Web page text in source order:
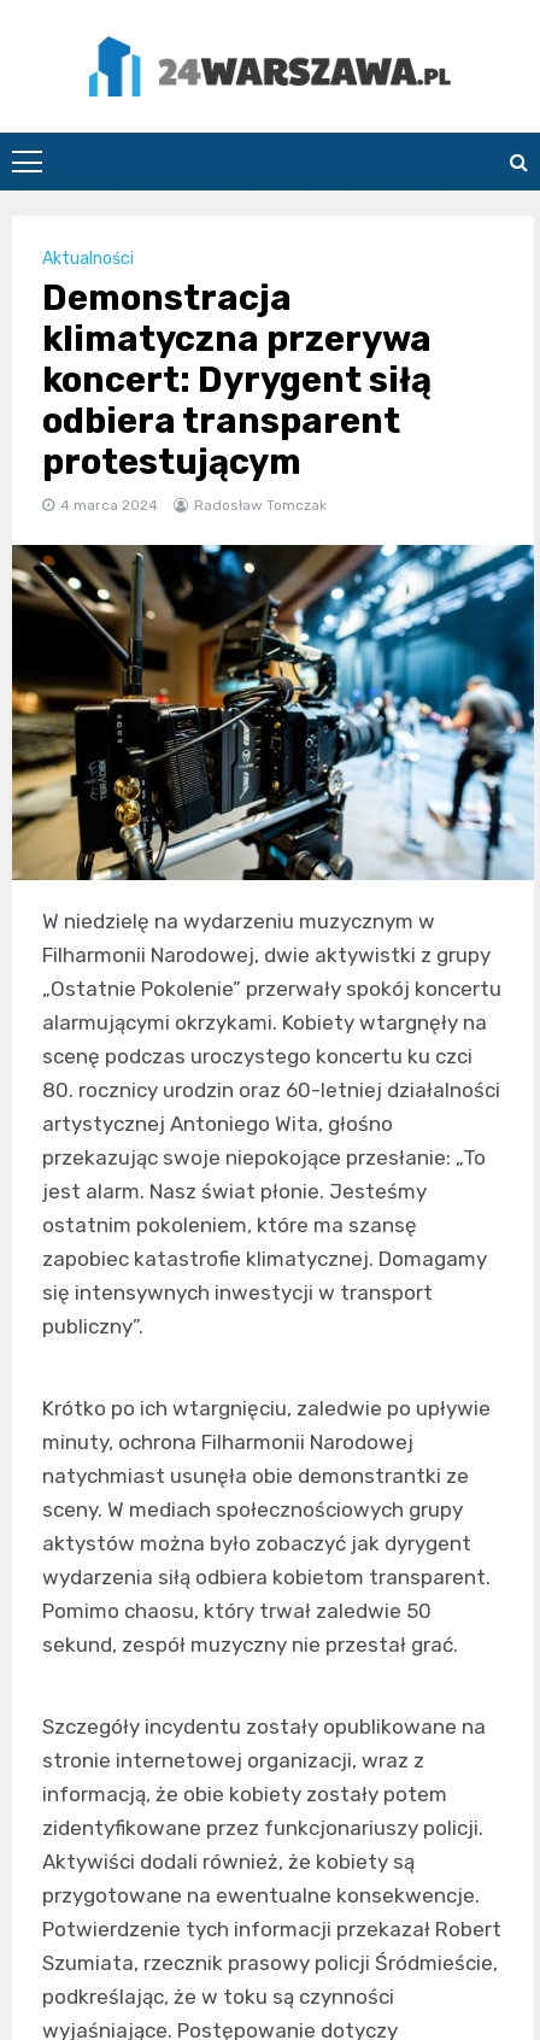
24Warszawa.pl
Aktualności
Demonstracja
klimatyczna przerywa
koncert: Dyrygent siłą
odbiera transparent
protestującym
4 marca 2024 Radosław Tomczak
W niedzielę na wydarzeniu muzycznym w
Filharmonii Narodowej, dwie aktywistki z grupy
„Ostatnie Pokolenie” przerwały spokój koncertu
alarmującymi okrzykami. Kobiety wtargnęły na
scenę podczas uroczystego koncertu ku czci
80. rocznicy urodzin oraz 60-letniej działalności
artystycznej Antoniego Wita, głośno
przekazując swoje niepokojące przesłanie: „To
jest alarm. Nasz świat płonie. Jesteśmy
ostatnim pokoleniem, które ma szansę
zapobiec katastrofie klimatycznej. Domagamy
się intensywnych inwestycji w transport
publiczny”.
Krótko po ich wtargnięciu, zaledwie po upływie
minuty, ochrona Filharmonii Narodowej
natychmiast usunęła obie demonstrantki ze
sceny. W mediach społecznościowych grupy
aktystów można było zobaczyć jak dyrygent
wydarzenia siłą odbiera kobietom transparent.
Pomimo chaosu, który trwał zaledwie 50
sekund, zespół muzyczny nie przestał grać.
Szczegóły incydentu zostały opublikowane na
stronie internetowej organizacji, wraz z
informacją, że obie kobiety zostały potem
zidentyfikowane przez funkcjonariuszy policji.
Aktywiści dodali również, że kobiety są
przygotowane na ewentualne konsekwencje.
Potwierdzenie tych informacji przekazał Robert
Szumiata, rzecznik prasowy policji Śródmieście,
podkreślając, że w toku są czynności
wyjaśniające. Postępowanie dotyczy